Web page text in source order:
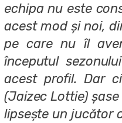
echipa nu este
acest mod și noi,
pe care nu îl
începutul
acest profil.Dar
(Jaizec Lottie)
lipsește un jucător